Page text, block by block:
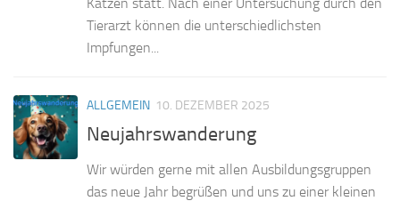
Tierarzt können die unterschiedlichsten
Impfungen...
ALLGEMEIN 10. DEZEMBER 2025
Neujahrswanderung
Wir würden gerne mit allen Ausbildungsgruppen
das neue Jahr begrüßen und uns zu einer kleinen